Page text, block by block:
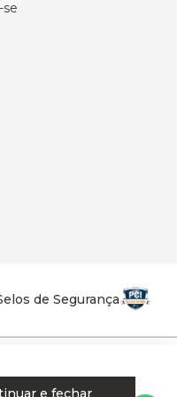
se
de Segurança
e fechar